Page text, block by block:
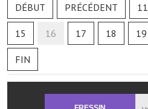
Le conseil départemental
VILLE PRATIQUE
Services publics intercommunaux
Affaires scolaires, CCAS
DÉBUT PRÉCÉDENT 11
15 16 17 18 19
FIN